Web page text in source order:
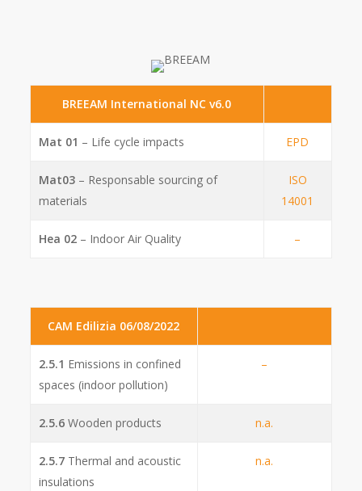
BREEAM International NC v6.0
Mat 01 – Life cycle impacts EPD
Mat03 – Responsable sourcing of
materials
ISO
14001
Hea 02 – Indoor Air Quality –
CAM Edilizia 06/08/2022
2.5.1 Emissions in confined
spaces (indoor pollution)
–
2.5.6 Wooden products n.a.
2.5.7Thermal and acoustic
insulations
n.a.